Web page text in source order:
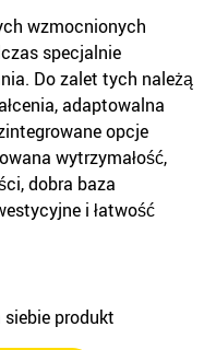
wzmocnionych
specjalnie
Do zalet tych należą
adaptowalna
opcje
wytrzymałość,
dobra baza
i łatwość
produkt